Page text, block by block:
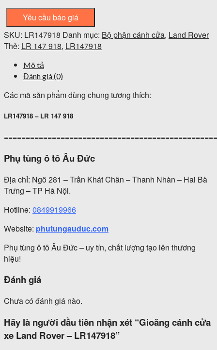
Yêu cầu báo giá
SKU: LR147918 Danh mục: Bộ phận cánh cửa, Land Rover
Thẻ: LR 147 918, LR147918
Mô tả
Đánh giá (0)
Các mã sản phẩm dùng chung tương thích:
LR147918 – LR 147 918
Phụ tùng ô tô Âu Đức
Địa chỉ: Ngõ 281 – Trần Khát Chân – Thanh Nhàn – Hai Bà
Trưng – TP Hà Nội.
Hotline: 0849919966
Website: phutungauduc.com
Phụ tùng ô tô Âu Đức – uy tín, chất lượng tạo lên thương
hiệu!
Đánh giá
Chưa có đánh giá nào.
Hãy là người đầu tiên nhận xét “Gioăng cánh cửa
xe Land Rover – LR147918”